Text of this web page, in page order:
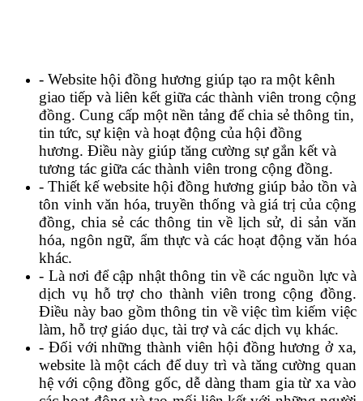
- Website hội đồng hương giúp tạo ra một kênh
giao tiếp và liên kết giữa các thành viên trong cộng
đồng. Cung cấp một nền tảng để chia sẻ thông tin,
tin tức, sự kiện và hoạt động của hội đồng
hương. Điều này giúp tăng cường sự gắn kết và
tương tác giữa các thành viên trong cộng đồng.
- Thiết kế website hội đồng hương giúp bảo tồn và
tôn vinh văn hóa, truyền thống và giá trị của cộng
đồng, chia sẻ các thông tin về lịch sử, di sản văn
hóa, ngôn ngữ, ẩm thực và các hoạt động văn hóa
khác.
- Là nơi để cập nhật thông tin về các nguồn lực và
dịch vụ hỗ trợ cho thành viên trong cộng đồng.
Điều này bao gồm thông tin về việc tìm kiếm việc
làm, hỗ trợ giáo dục, tài trợ và các dịch vụ khác.
- Đối với những thành viên hội đồng hương ở xa,
website là một cách để duy trì và tăng cường quan
hệ với cộng đồng gốc, dễ dàng tham gia từ xa vào